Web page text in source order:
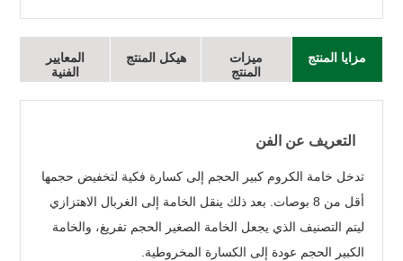
مزايا المنتج
ميزات
المنتج
هيكل المنتج
المعايير
الفنية
التعريف عن الفن
تدخل خامة الكروم كبير الحجم إلى كسارة فكية لتخفيض حجمها
أقل من 8 بوصات. بعد ذلك ينقل الخامة إلى الغربال الاهتزازي
ليتم التصنيف الذي يجعل الخامة الصغير الحجم تفريغ، والخامة
الكبير الحجم عودة إلى الكسارة المخروطية.